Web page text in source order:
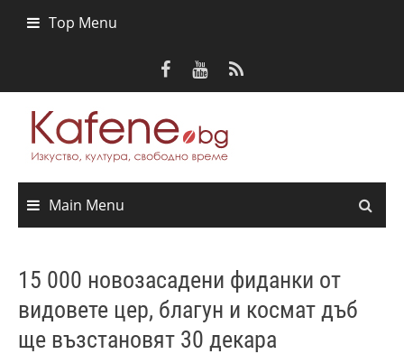
Top Menu
Main Menu
15 000 новозасадени фиданки от
видовете цер, благун и космат дъб
ще възстановят 30 декара